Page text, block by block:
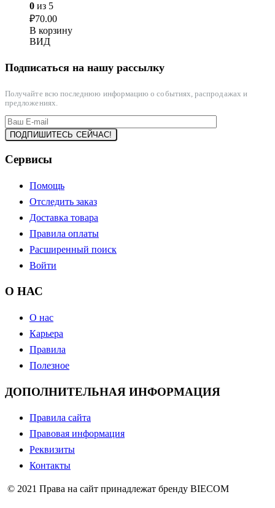
0 из 5
₽70.00
В корзину
ВИД
Подписаться на нашу рассылку
Получайте всю последнюю информацию о событиях, распродажах и
предложениях.
Сервисы
Помощь
Отследить заказ
Доставка товара
Правила оплаты
Расширенный поиск
Войти
О НАС
О нас
Карьера
Правила
Полезное
ДОПОЛНИТЕЛЬНАЯ ИНФОРМАЦИЯ
Правила сайта
Правовая информация
Реквизиты
Контакты
© 2021 Права на сайт принадлежат бренду BIECOM